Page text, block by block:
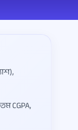
CGPA,